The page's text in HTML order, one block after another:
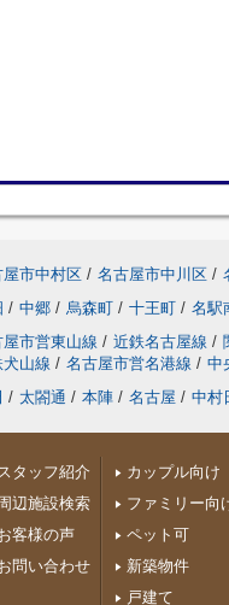
屋市中村区 / 名古屋市中川区 /
/ 中郷 / 烏森町 / 十王町 / 名駅
屋市営東山線 / 近鉄名古屋線 /
山線 / 名古屋市営名港線 / 中
/ 太閤通 / 本陣 / 名古屋 / 中村
タッフ紹介
辺施設検索
客様の声
問い合わせ
カップル向け
ファミリー向
ペット可
新築物件
戸建て